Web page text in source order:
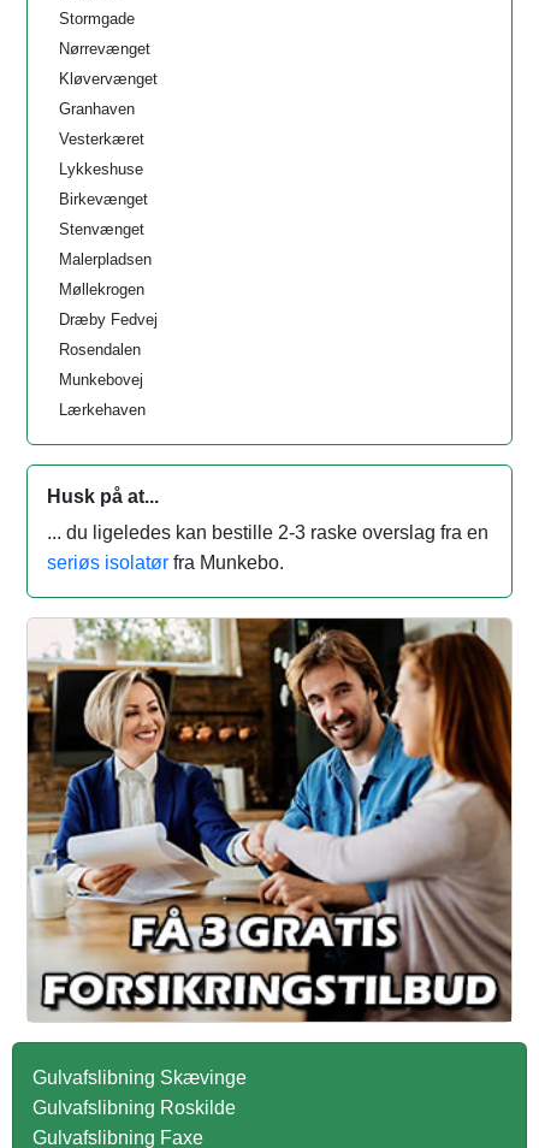
Stormgade
Nørrevænget
Kløvervænget
Granhaven
Vesterkæret
Lykkeshuse
Birkevænget
Stenvænget
Malerpladsen
Møllekrogen
Dræby Fedvej
Rosendalen
Munkebovej
Lærkehaven
Husk på at...
... du ligeledes kan bestille 2-3 raske overslag fra en
seriøs isolatør fra Munkebo.
Gulvafslibning Skævinge
Gulvafslibning Roskilde
Gulvafslibning Faxe